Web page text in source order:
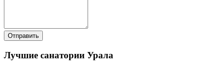
Отправить
Лучшие санатории Урала